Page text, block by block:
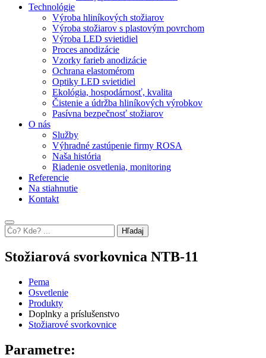
Technológie
Výroba hliníkových stožiarov
Výroba stožiarov s plastovým povrchom
Výroba LED svietidiel
Proces anodizácie
Vzorky farieb anodizácie
Ochrana elastomérom
Optiky LED svietidiel
Ekológia, hospodárnosť, kvalita
Čistenie a údržba hliníkových výrobkov
Pasívna bezpečnosť stožiarov
O nás
Služby
Výhradné zastúpenie firmy ROSA
Naša história
Riadenie osvetlenia, monitoring
Referencie
Na stiahnutie
Kontakt
Hľadaj
Stožiarová svorkovnica NTB-11
Pema
Osvetlenie
Produkty
Doplnky a príslušenstvo
Stožiarové svorkovnice
Parametre: